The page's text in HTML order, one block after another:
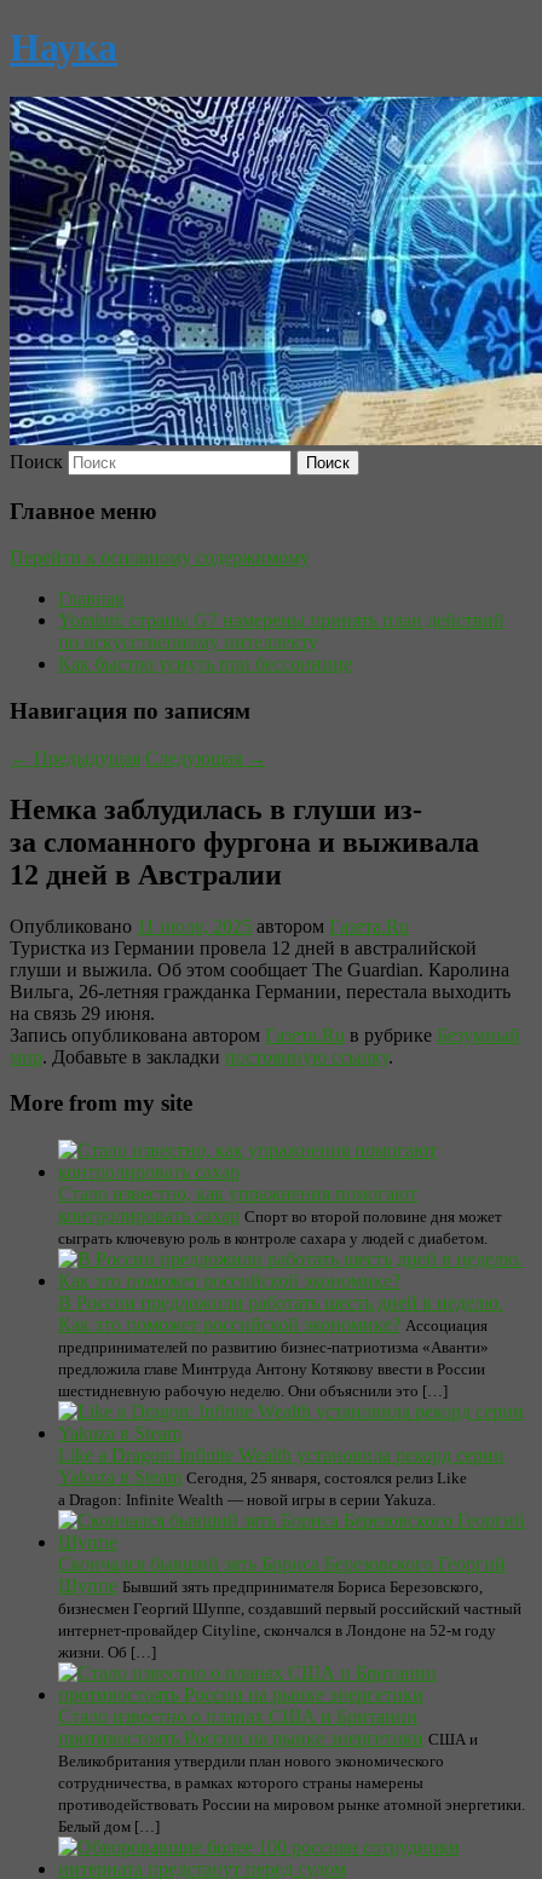
Наука
Поиск
Главное меню
Перейти к основному содержимому
Главная
Yomiuri: страны G7 намерены принять план действий
по искусственному интеллекту
Как быстро уснуть при бессоннице
Навигация по записям
← Предыдущая Следующая →
Немка заблудилась в глуши из-
за сломанного фургона и выживала
12 дней в Австралии
Опубликовано 11 июля, 2025 автором Газета.Ru
Туристка из Германии провела 12 дней в австралийской
глуши и выжила. Об этом сообщает The Guardian. Каролина
Вильга, 26-летняя гражданка Германии, перестала выходить
на связь 29 июня.
Запись опубликована автором Газета.Ru в рубрике Безумный
мир. Добавьте в закладки постоянную ссылку.
More from my site
Стало известно, как упражнения помогают
контролировать сахар Спорт во второй половине дня может
сыграть ключевую роль в контроле сахара у людей с диабетом.
В России предложили работать шесть дней в неделю.
Как это поможет российской экономике? Ассоциация
предпринимателей по развитию бизнес-патриотизма «Аванти»
предложила главе Минтруда Антону Котякову ввести в России
шестидневную рабочую неделю. Они объяснили это […]
Like a Dragon: Infinite Wealth установила рекорд серии
Yakuza в Steam Сегодня, 25 января, состоялся релиз Like
a Dragon: Infinite Wealth — новой игры в серии Yakuza.
Скончался бывший зять Бориса Березовского Георгий
Шуппе Бывший зять предпринимателя Бориса Березовского,
бизнесмен Георгий Шуппе, создавший первый российский частный
интернет-провайдер Cityline, скончался в Лондоне на 52-м году
жизни. Об […]
Стало известно о планах США и Британии
противостоять России на рынке энергетики США и
Великобритания утвердили план нового экономического
сотрудничества, в рамках которого страны намерены
противодействовать России на мировом рынке атомной энергетики.
Белый дом […]